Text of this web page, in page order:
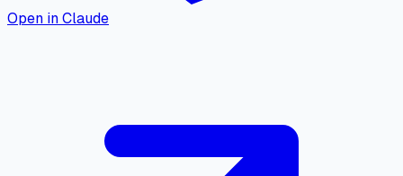
Open in Claude